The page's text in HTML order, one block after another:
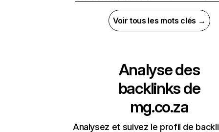
Voir tous les mots clés →
Analyse des
backlinks de
mg.co.za
Analysez et suivez le profil de